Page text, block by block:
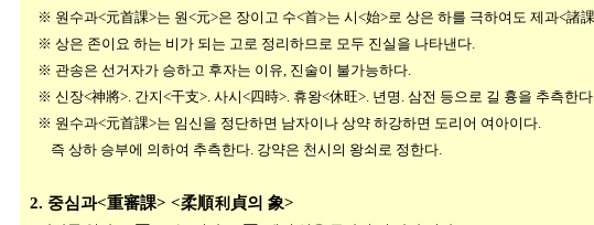
※ 원수과<元首課>는 원<元>은 장이고 수<首>는 시<始>로 상은 하를 극하여도 제과<諸
※ 상은 존이요 하는 비가 되는 고로 정리하므로 모두 진실을 나타낸다.
※ 관송은 선거자가 승하고 후자는 이유, 진술이 불가능하다.
※ 신장<神將>. 간지<干支>. 사시<四時>. 휴왕<休旺>. 년명. 삼전 등으로 길 흉을 추측한
※ 원수과<元首課>는 임신을 정단하면 남자이나 상약 하강하면 도리어 여아이다.
즉 상하 승부에 의하여 추측한다. 강약은 천시의 왕쇠로 정한다.
2. 중심과<重審課> <柔順利貞의 象>